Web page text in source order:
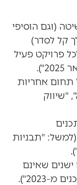
(וגם הוסיפי
קל לסדר)
פרויקט פעיל
תחום אחריות
"שיווק
"תבניות
ישנים שאינם
2023").